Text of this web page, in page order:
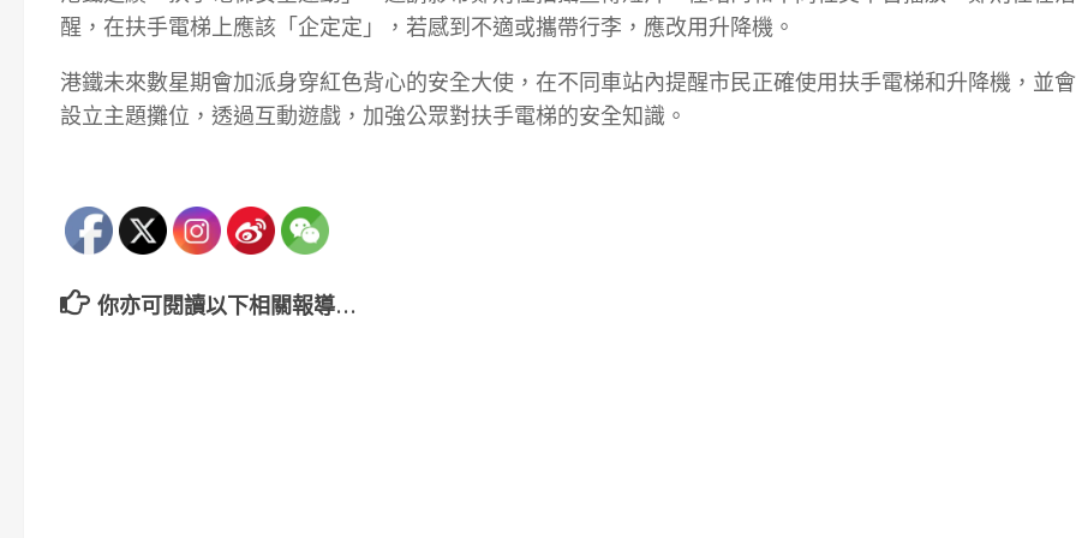
醒，在扶手電梯上應該「企定定」，若感到不適或攜帶行李，應改用升降機。
港鐵未來數星期會加派身穿紅色背心的安全大使，在不同車站內提醒市民正確使用扶手電梯和升降機，並
設立主題攤位，透過互動遊戲，加強公眾對扶手電梯的安全知識。
你亦可閱讀以下相關報導…